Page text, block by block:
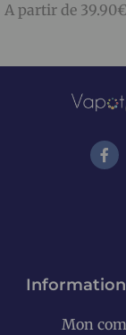
A partir de 39.90€
Mon